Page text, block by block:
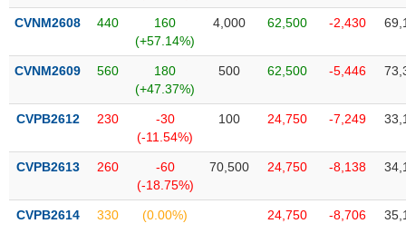
CVNM2608 440
160
(+57.14%)
4,000 62,500 -2,430
CVNM2609 560
180
(+47.37%)
500 62,500 -5,446
CVPB2612 230
-30
(-11.54%)
100 24,750 -7,249
CVPB2613 260
-60
(-18.75%)
70,500 24,750 -8,138
CVPB2614 330 (0.00%) 24,750 -8,706